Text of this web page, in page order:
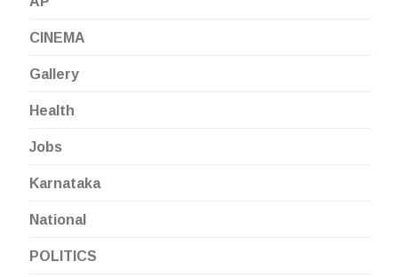
CINEMA
Gallery
Health
Jobs
Karnataka
National
POLITICS